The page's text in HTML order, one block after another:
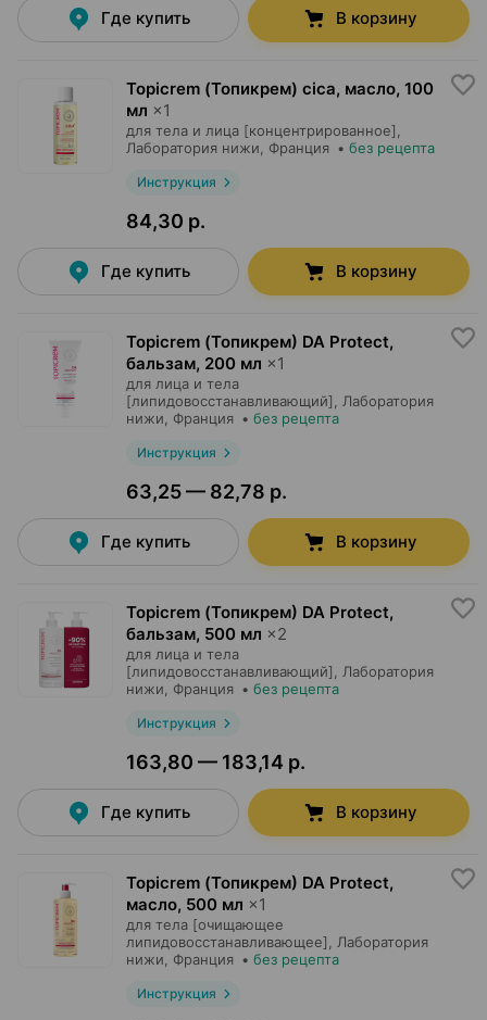
Где купить В корзину
Topicrem (Топикрем) cica, масло, 100
мл ×1
для тела и лица [концентрированное],
Лаборатория нижи , Франция • без рецепта
Инструкция
84,30 р.
Где купить В корзину
Topicrem (Топикрем) DA Protect,
бальзам, 200 мл ×1
для лица и тела
[липидовосстанавливающий],
Лаборатория
нижи , Франция • без рецепта
Инструкция
63,25 — 82,78 р.
Где купить В корзину
Topicrem (Топикрем) DA Protect,
бальзам, 500 мл ×2
для лица и тела
[липидовосстанавливающий],
Лаборатория
нижи , Франция • без рецепта
Инструкция
163,80 — 183,14 р.
Где купить В корзину
Topicrem (Топикрем) DA Protect,
масло, 500 мл ×1
для тела [очищающее
липидовосстанавливающее],
Лаборатория
нижи , Франция • без рецепта
Инструкция